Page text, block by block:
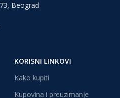
Beograd
KORISNI LINKOVI
Kako kupiti
Kupovina i preuzimanje